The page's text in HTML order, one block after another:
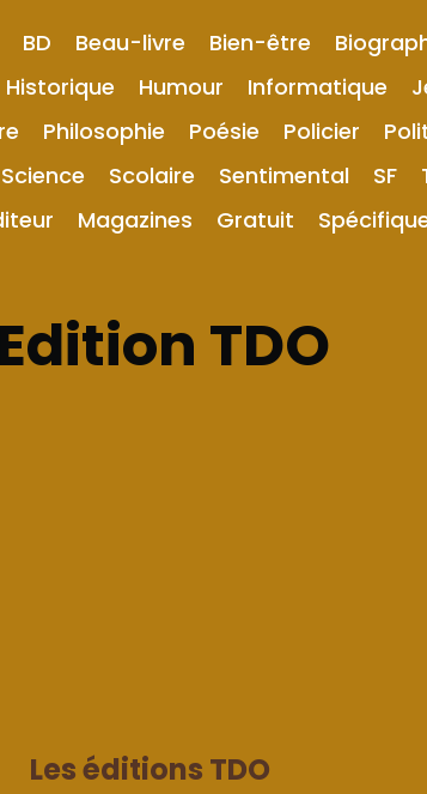
BD Beau-livre Bien-être
Historique Humour Informatique
Philosophie Poésie Policier
Science Scolaire Sentimental SF
Magazines Gratuit
TDO
Les éditions TDO